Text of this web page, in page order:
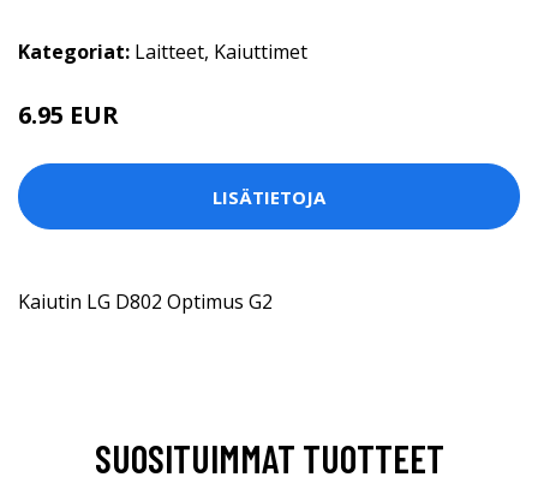
Kategoriat: Laitteet, Kaiuttimet
6.95 EUR
LISÄTIETOJA
Kaiutin LG D802 Optimus G2
SUOSITUIMMAT TUOTTEET